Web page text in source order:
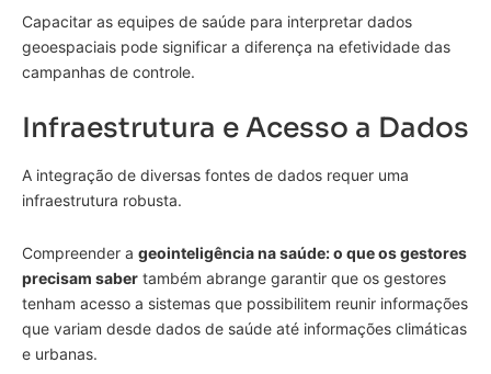
Capacitar as equipes de saúde para interpretar dados
geoespaciais pode significar a diferença na efetividade das
campanhas de controle.
Infraestrutura e Acesso a Dados
A integração de diversas fontes de dados requer uma
infraestrutura robusta.
Compreender a geointeligência na saúde: o que os gestores
precisam saber também abrange garantir que os gestores
tenham acesso a sistemas que possibilitem reunir informações
que variam desde dados de saúde até informações climáticas
e urbanas.